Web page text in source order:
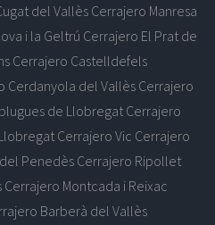
del Vallès Cerrajero Manresa
i la Geltrú Cerrajero El Prat de
Cerrajero Castelldefels
Cerdanyola del Vallès Cerrajero
de Llobregat Cerrajero
Cerrajero Vic Cerrajero
Penedès Cerrajero Ripollet
Cerrajero Montcada i Reixac
Barberà del Vallès